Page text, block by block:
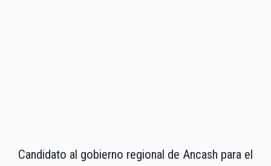
Candidato al gobierno regional de Ancash para el